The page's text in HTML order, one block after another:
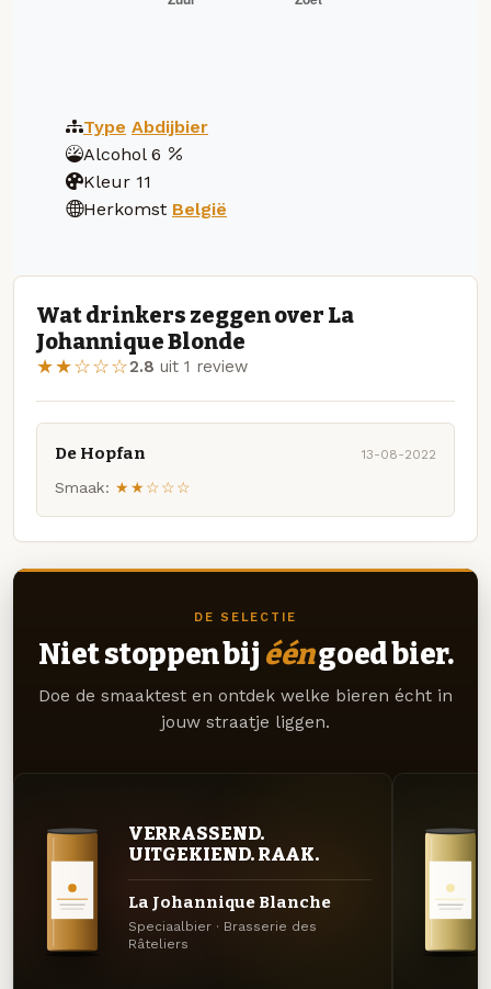
Type Abdijbier
Alcohol 6
Kleur 11
Herkomst België
Wat drinkers zeggen over La
Johannique Blonde
★★☆☆☆2.8 uit 1 review
De Hopfan 13-08-2022
Smaak: ★★☆☆☆
DE SELECTIE
Niet stoppen bij ééngoed bier.
Doe de smaaktest en ontdek welke bieren écht in
jouw straatje liggen.
VERRASSEND.
UITGEKIEND. RAAK.
La Johannique Blanche
Speciaalbier · Brasserie des
Râteliers